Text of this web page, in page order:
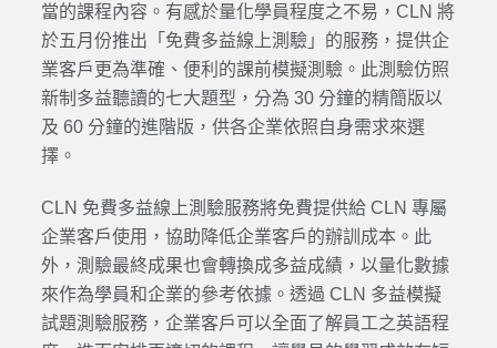
當的課程內容。有感於量化學員程度之不易，CLN 將
於五月份推出「免費多益線上測驗」的服務，提供企
業客戶更為準確、便利的課前模擬測驗。此測驗仿照
新制多益聽讀的七大題型，分為 30 分鐘的精簡版以
及 60 分鐘的進階版，供各企業依照自身需求來選
擇。
CLN 免費多益線上測驗服務將免費提供給 CLN 專屬
企業客戶使用，協助降低企業客戶的辦訓成本。此
外，測驗最終成果也會轉換成多益成績，以量化數據
來作為學員和企業的參考依據。透過 CLN 多益模擬
試題測驗服務，企業客戶可以全面了解員工之英語程